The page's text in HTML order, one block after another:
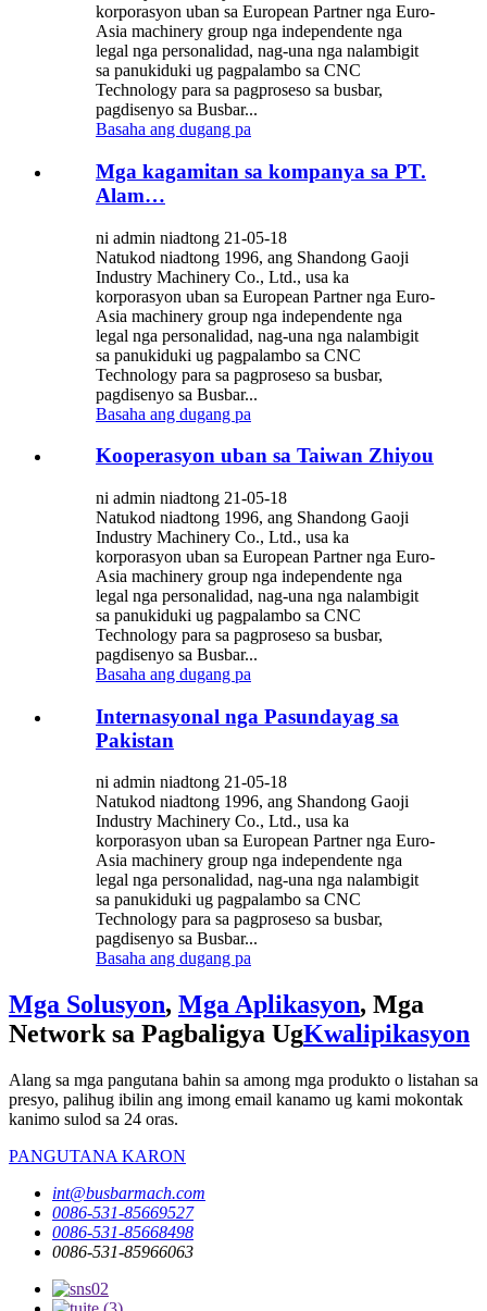
korporasyon uban sa European Partner nga Euro-
Asia machinery group nga independente nga
legal nga personalidad, nag-una nga nalambigit
sa panukiduki ug pagpalambo sa CNC
Technology para sa pagproseso sa busbar,
pagdisenyo sa Busbar...
Basaha ang dugang pa
Mga kagamitan sa kompanya sa PT.
Alam…
ni admin niadtong 21-05-18
Natukod niadtong 1996, ang Shandong Gaoji
Industry Machinery Co., Ltd., usa ka
korporasyon uban sa European Partner nga Euro-
Asia machinery group nga independente nga
legal nga personalidad, nag-una nga nalambigit
sa panukiduki ug pagpalambo sa CNC
Technology para sa pagproseso sa busbar,
pagdisenyo sa Busbar...
Basaha ang dugang pa
Kooperasyon uban sa Taiwan Zhiyou
ni admin niadtong 21-05-18
Natukod niadtong 1996, ang Shandong Gaoji
Industry Machinery Co., Ltd., usa ka
korporasyon uban sa European Partner nga Euro-
Asia machinery group nga independente nga
legal nga personalidad, nag-una nga nalambigit
sa panukiduki ug pagpalambo sa CNC
Technology para sa pagproseso sa busbar,
pagdisenyo sa Busbar...
Basaha ang dugang pa
Internasyonal nga Pasundayag sa
Pakistan
ni admin niadtong 21-05-18
Natukod niadtong 1996, ang Shandong Gaoji
Industry Machinery Co., Ltd., usa ka
korporasyon uban sa European Partner nga Euro-
Asia machinery group nga independente nga
legal nga personalidad, nag-una nga nalambigit
sa panukiduki ug pagpalambo sa CNC
Technology para sa pagproseso sa busbar,
pagdisenyo sa Busbar...
Basaha ang dugang pa
Mga Solusyon, Mga Aplikasyon, Mga
Network sa Pagbaligya UgKwalipikasyon
Alang sa mga pangutana bahin sa among mga produkto o listahan sa
presyo, palihug ibilin ang imong email kanamo ug kami mokontak
kanimo sulod sa 24 oras.
PANGUTANA KARON
int@busbarmach.com
0086-531-85669527
0086-531-85668498
0086-531-85966063